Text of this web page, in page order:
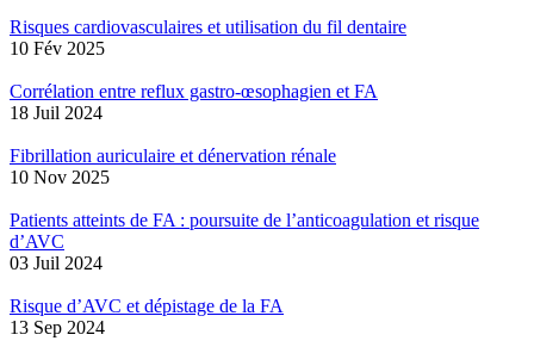
Risques cardiovasculaires et utilisation du fil dentaire
10 Fév 2025
Corrélation entre reflux gastro-œsophagien et FA
18 Juil 2024
Fibrillation auriculaire et dénervation rénale
10 Nov 2025
Patients atteints de FA : poursuite de l’anticoagulation et risque
d’AVC
03 Juil 2024
Risque d’AVC et dépistage de la FA
13 Sep 2024